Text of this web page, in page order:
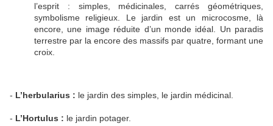
l’esprit : simples, médicinales, carrés géométriques,
symbolisme religieux. Le jardin est un microcosme, là
encore, une image réduite d’un monde idéal. Un paradis
terrestre par la encore des massifs par quatre, formant une
croix.
- L’herbularius : le jardin des simples, le jardin médicinal.
- L’Hortulus : le jardin potager.